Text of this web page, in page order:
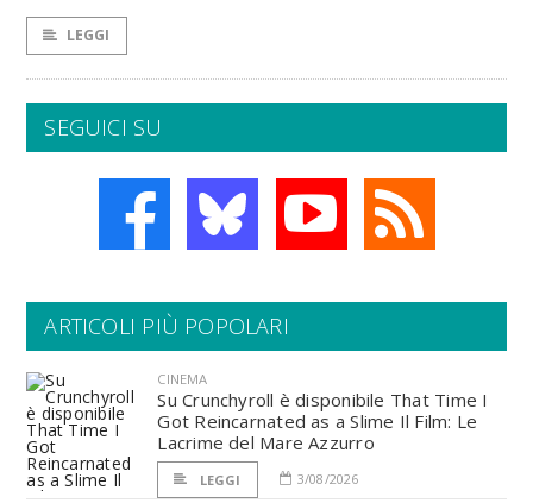
LEGGI
SEGUICI SU
ARTICOLI PIÙ POPOLARI
CINEMA
Su Crunchyroll è disponibile That Time I
Got Reincarnated as a Slime Il Film: Le
Lacrime del Mare Azzurro
LEGGI 3/08/2026